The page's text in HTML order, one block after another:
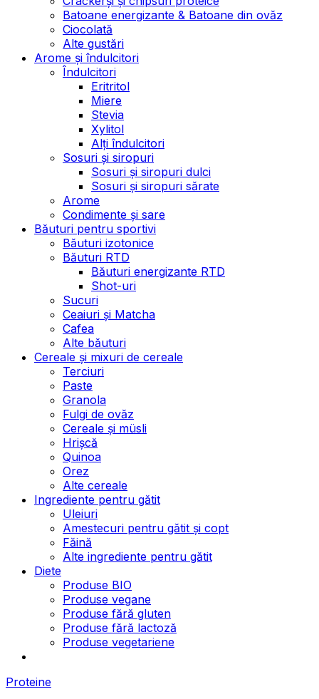
Batoane energizante & Batoane din ovăz
Ciocolată
Alte gustări
Arome și îndulcitori
Îndulcitori
Eritritol
Miere
Stevia
Xylitol
Alți îndulcitori
Sosuri și siropuri
Sosuri și siropuri dulci
Sosuri și siropuri sărate
Arome
Condimente și sare
Băuturi pentru sportivi
Băuturi izotonice
Băuturi RTD
Băuturi energizante RTD
Shot-uri
Sucuri
Ceaiuri și Matcha
Cafea
Alte băuturi
Cereale și mixuri de cereale
Terciuri
Paste
Granola
Fulgi de ovăz
Cereale și müsli
Hrișcă
Quinoa
Orez
Alte cereale
Ingrediente pentru gătit
Uleiuri
Amestecuri pentru gătit și copt
Făină
Alte ingrediente pentru gătit
Diete
Produse BIO
Produse vegane
Produse fără gluten
Produse fără lactoză
Produse vegetariene
Proteine